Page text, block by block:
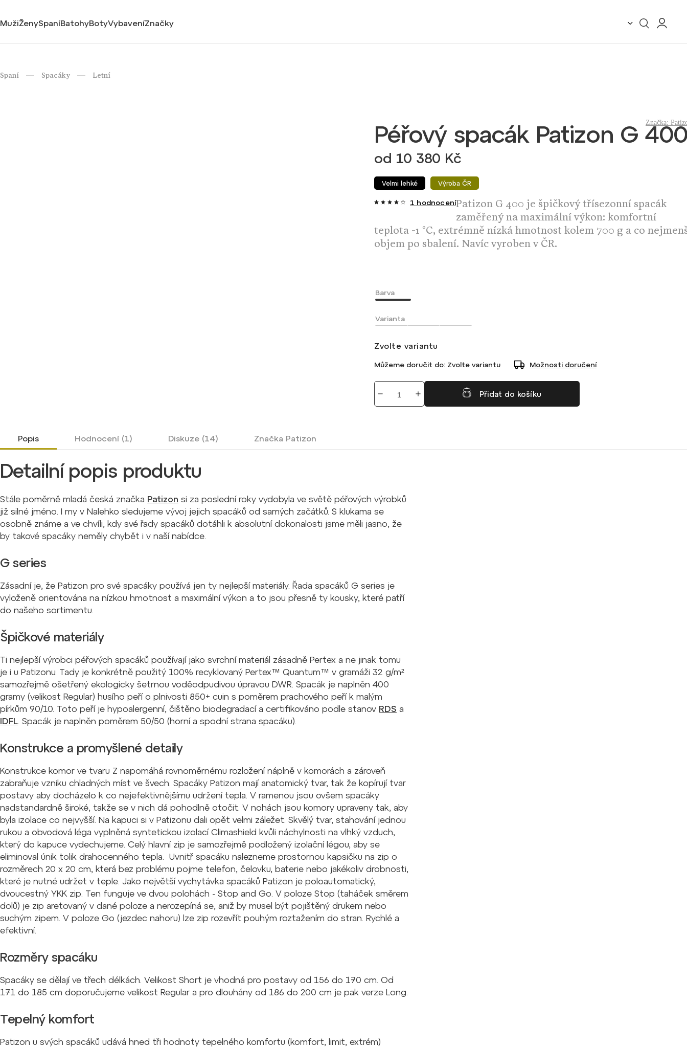
MužiŽenySpaníBatohyBotyVybaveníZnačky
Spaní / Spacáky / Letní
Péřový spacák Patizon G
od 10 380 Kč
Velmi lehké Výroba ČR
1 hodnoceníPatizon G 400 je špičkový třísezonní spacák
zaměřený na maximální výkon: komfortní
teplota -1 °C, extrémně nízká hmotnost kolem 700 g a co
objem po sbalení. Navíc vyroben v ČR.
Značka:
Barva
Varianta
Zvolte variantu
Můžeme doručit do: Zvolte variantu Možnosti doručení
Přidat do košíku
Popis Hodnocení (1) Diskuze (14) Značka Patizon
Detailní popis produktu
Stále poměrně mladá česká značka Patizon si za poslední roky vydobyla ve světě péřových výrobků
již silné jméno. I my v Nalehko sledujeme vývoj jejich spacáků od samých začátků. S klukama se
osobně známe a ve chvíli, kdy své řady spacáků dotáhli k absolutní dokonalosti jsme měli jasno, že
by takové spacáky neměly chybět i v naší nabídce.
G series
Zásadní je, že Patizon pro své spacáky používá jen ty nejlepší materiály. Řada spacáků G series je
vyloženě orientována na nízkou hmotnost a maximální výkon a to jsou přesně ty kousky, které patří
do našeho sortimentu.
Špičkové materiály
Ti nejlepší výrobci péřových spacáků používají jako svrchní materiál zásadně Pertex a ne jinak tomu
je i u Patizonu. Tady je konkrétně použitý 100% recyklovaný Pertex™ Quantum™ v gramáži 32 g/m²
samozřejmě ošetřený ekologicky šetrnou voděodpudivou úpravou DWR. Spacák je naplněn 400
gramy (velikost Regular) husího peří o plnivosti 850+ cuin s poměrem prachového peří k malým
pírkům 90/10. Toto peří je hypoalergenní, čištěno biodegradací a certifikováno podle stanov RDS a
IDFL. Spacák je naplněn poměrem 50/50 (horní a spodní strana spacáku).
Konstrukce a promyšlené detaily
Konstrukce komor ve tvaru Z napomáhá rovnoměrnému rozložení náplně v komorách a zároveň
zabraňuje vzniku chladných míst ve švech. Spacáky Patizon mají anatomický tvar, tak že kopírují tvar
postavy aby docházelo k co nejefektivnějšímu udržení tepla. V ramenou jsou ovšem spacáky
nadstandardně široké, takže se v nich dá pohodlně otočit. V nohách jsou komory upraveny tak, aby
byla izolace co nejvyšší. Na kapuci si v Patizonu dali opět velmi záležet. Skvělý tvar, stahování jednou
rukou a obvodová léga vyplněná syntetickou izolací Climashield kvůli náchylnosti na vlhký vzduch,
který do kapuce vydechujeme. Celý hlavní zip je samozřejmě podložený izolační légou, aby se
eliminoval únik tolik drahocenného tepla. Uvnitř spacáku nalezneme prostornou kapsičku na zip o
rozměrech 20 x 20 cm, která bez problému pojme telefon, čelovku, baterie nebo jakékoliv drobnosti,
které je nutné udržet v teple. Jako největší vychytávka spacáků Patizon je poloautomatický,
dvoucestný YKK zip. Ten funguje ve dvou polohách - Stop and Go. V poloze Stop (taháček směrem
dolů) je zip aretovaný v dané poloze a nerozepíná se, aniž by musel být pojištěný drukem nebo
suchým zipem. V poloze Go (jezdec nahoru) lze zip rozevřít pouhým roztažením do stran. Rychlé a
efektivní.
Rozměry spacáku
Spacáky se dělají ve třech délkách. Velikost Short je vhodná pro postavy od 156 do 170 cm. Od
171 do 185 cm doporučujeme velikost Regular a pro dlouhány od 186 do 200 cm je pak verze Long.
Tepelný komfort
Patizon u svých spacáků udává hned tři hodnoty tepelného komfortu (komfort, limit, extrém)